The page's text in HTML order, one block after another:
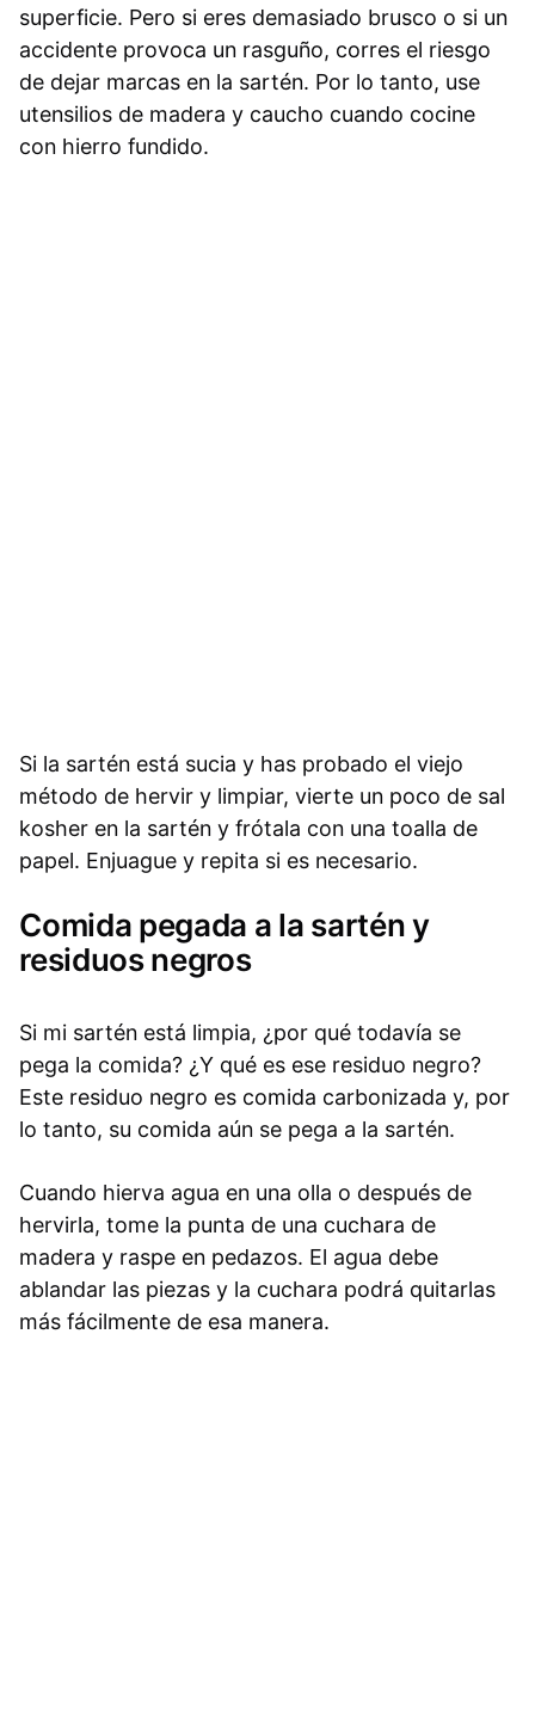
superficie. Pero si eres demasiado brusco o si un
accidente provoca un rasguño, corres el riesgo
de dejar marcas en la sartén. Por lo tanto, use
utensilios de madera y caucho cuando cocine
con hierro fundido.
Si la sartén está sucia y has probado el viejo
método de hervir y limpiar, vierte un poco de sal
kosher en la sartén y frótala con una toalla de
papel. Enjuague y repita si es necesario.
Comida pegada a la sartén y
residuos negros
Si mi sartén está limpia, ¿por qué todavía se
pega la comida? ¿Y qué es ese residuo negro?
Este residuo negro es comida carbonizada y, por
lo tanto, su comida aún se pega a la sartén.
Cuando hierva agua en una olla o después de
hervirla, tome la punta de una cuchara de
madera y raspe en pedazos. El agua debe
ablandar las piezas y la cuchara podrá quitarlas
más fácilmente de esa manera.